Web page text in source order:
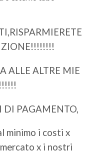
ALLE ALTRE MIE
DI PAGAMENTO,
minimo i costi x
x i nostri